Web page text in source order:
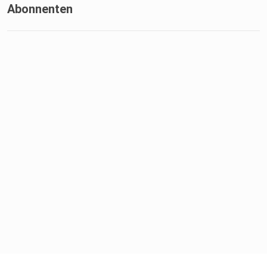
Abonnenten